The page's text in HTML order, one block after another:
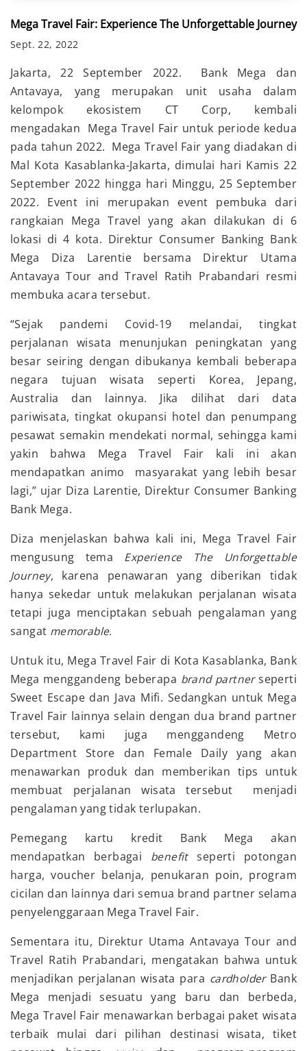
Mega Travel Fair: Experience The Unforgettable Journey
Sept. 22, 2022
Jakarta, 22 September 2022. Bank Mega dan
Antavaya, yang merupakan unit usaha dalam
kelompok ekosistem CT Corp, kembali
mengadakan Mega Travel Fair untuk periode kedua
pada tahun 2022. Mega Travel Fair yang diadakan di
Mal Kota Kasablanka-Jakarta, dimulai hari Kamis 22
September 2022 hingga hari Minggu, 25 September
2022. Event ini merupakan event pembuka dari
rangkaian Mega Travel yang akan dilakukan di 6
lokasi di 4 kota. Direktur Consumer Banking Bank
Mega Diza Larentie bersama Direktur Utama
Antavaya Tour and Travel Ratih Prabandari resmi
membuka acara tersebut.
“Sejak pandemi Covid-19 melandai, tingkat
perjalanan wisata menunjukan peningkatan yang
besar seiring dengan dibukanya kembali beberapa
negara tujuan wisata seperti Korea, Jepang,
Australia dan lainnya. Jika dilihat dari data
pariwisata, tingkat okupansi hotel dan penumpang
pesawat semakin mendekati normal, sehingga kami
yakin bahwa Mega Travel Fair kali ini akan
mendapatkan animo masyarakat yang lebih besar
lagi,” ujar Diza Larentie, Direktur Consumer Banking
Bank Mega.
Diza menjelaskan bahwa kali ini, Mega Travel Fair
mengusung tema Experience The Unforgettable
Journey, karena penawaran yang diberikan tidak
hanya sekedar untuk melakukan perjalanan wisata
tetapi juga menciptakan sebuah pengalaman yang
sangat memorable.
Untuk itu, Mega Travel Fair di Kota Kasablanka, Bank
Mega menggandeng beberapa brand partnerseperti
Sweet Escape dan Java Mifi. Sedangkan untuk Mega
Travel Fair lainnya selain dengan dua brand partner
tersebut, kami juga menggandeng Metro
Department Store dan Female Daily yang akan
menawarkan produk dan memberikan tips untuk
membuat perjalanan wisata tersebut menjadi
pengalaman yang tidak terlupakan.
Pemegang kartu kredit Bank Mega akan
mendapatkan berbagai benefitseperti potongan
harga, voucher belanja, penukaran poin, program
cicilan dan lainnya dari semua brand partner selama
penyelenggaraan Mega Travel Fair.
Sementara itu, Direktur Utama Antavaya Tour and
Travel Ratih Prabandari, mengatakan bahwa untuk
menjadikan perjalanan wisata para cardholderBank
Mega menjadi sesuatu yang baru dan berbeda,
Mega Travel Fair menawarkan berbagai paket wisata
terbaik mulai dari pilihan destinasi wisata, tiket